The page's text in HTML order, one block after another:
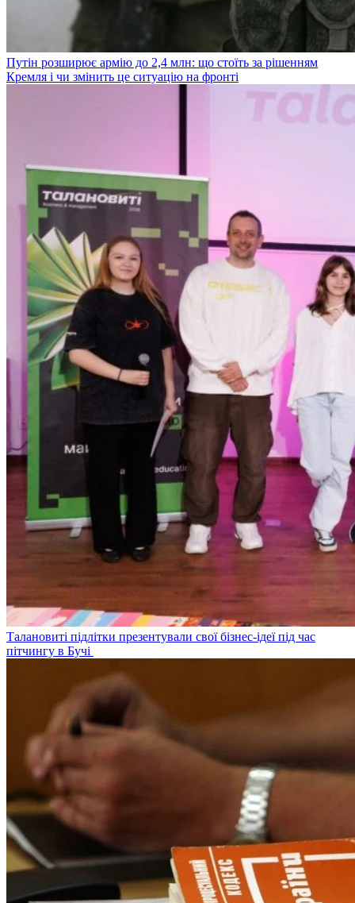
Путін розширює армію до 2,4 млн: що стоїть за рішенням
Кремля і чи змінить це ситуацію на фронті
Талановиті підлітки презентували свої бізнес-ідеї під час
пітчингу в Бучі